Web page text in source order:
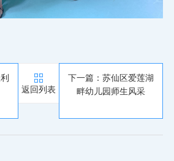
下一篇：苏仙区爱莲湖
畔幼儿园师生风采
返回列表